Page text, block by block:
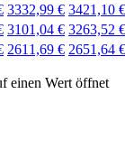
3332,99 € 3421,10 €
3101,04 € 3263,52 €
2611,69 € 2651,64 €
einen Wert öffnet